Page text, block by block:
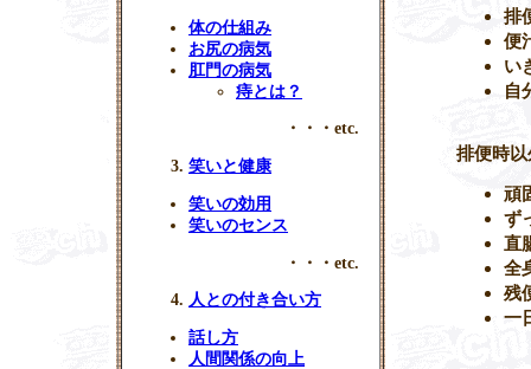
排
便
い
自
排便時以
頑
ず
直
全
残
一
体の仕組み
お尻の病気
肛門の病気
痔とは？
・・・etc.
笑いと健康
笑いの効用
笑いのセンス
・・・etc.
人との付き合い方
話し方
人間関係の向上